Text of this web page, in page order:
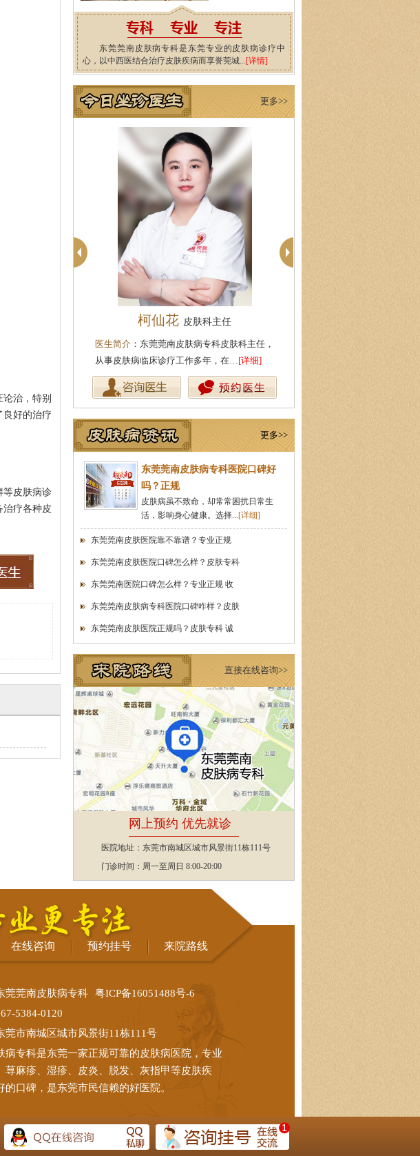
治，特别
良好的治疗
等皮肤病诊
治疗各种皮
东莞莞南皮肤病专科是东莞专业的皮肤病诊疗中
心，以中西医结合治疗皮肤疾病而享誉莞城...[详情]
更多>>
柯仙花 皮肤科主任
医生简介 ：东莞莞南皮肤病专科皮肤科主任，
从事皮肤病临床诊疗工作多年，在…[详细]
更多>>
东莞莞南皮肤病专科医院口碑好
吗？正规
皮肤病虽不致命，却常常困扰日常生
活，影响身心健康。选择...[详细]
东莞莞南皮肤医院靠不靠谱？专业正规
东莞莞南皮肤医院口碑怎么样？皮肤专科
东莞莞南医院口碑怎么样？专业正规 收
东莞莞南皮肤病专科医院口碑咋样？皮肤
东莞莞南皮肤医院正规吗？皮肤专科 诚
直接在线咨询>>
网上预约 优先就诊
医院地址：东莞市南城区城市风景街11栋111号
门诊时间：周一至周日 8:00-20:00
在线咨询 预约挂号 来院路线
莞莞南皮肤病专科
粤ICP备16051488号-6
5384-0120
莞市南城区城市风景街11栋111号
病专科是东莞一家正规可靠的皮肤病医院，专业
荨麻疹、湿疹、皮炎、脱发、灰指甲等皮肤疾
的口碑，是东莞市民信赖的好医院。